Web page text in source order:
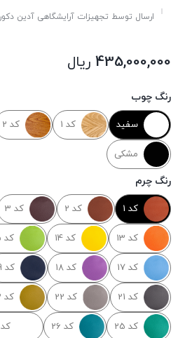
ارسال توسط تجهیزات آرایشگاهی آدین دکور
435,000,000 ریال
رنگ چوب
سفید کد 1 کد 2
مشکی
رنگ چرم
کد 1 کد 2 کد 3
کد 13 کد 14 کد 15
کد 17 کد 18 کد 19
کد 21 کد 22 کد 23
کد 25 کد 26 کد 28